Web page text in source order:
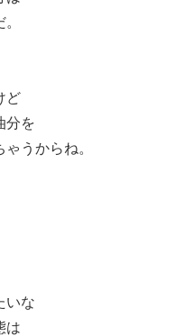
ど
分を
うからね。
いな
は